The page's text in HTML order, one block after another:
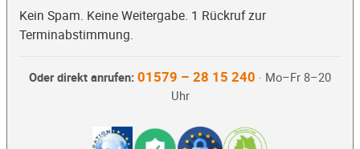
Kein Spam. Keine Weitergabe. 1 Rückruf zur
Terminabstimmung.
Oder direkt anrufen: 01579 – 28 15 240 · Mo–Fr 8–20
Uhr